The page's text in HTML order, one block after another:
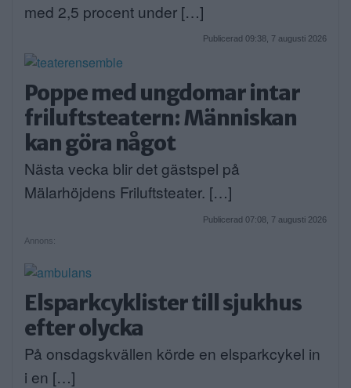
med 2,5 procent under […]
Publicerad 09:38, 7 augusti 2026
Poppe med ungdomar intar
friluftsteatern: Människan
kan göra något
Nästa vecka blir det gästspel på
Mälarhöjdens Friluftsteater. […]
Publicerad 07:08, 7 augusti 2026
Annons:
Elsparkcyklister till sjukhus
efter olycka
På onsdagskvällen körde en elsparkcykel in
i en […]